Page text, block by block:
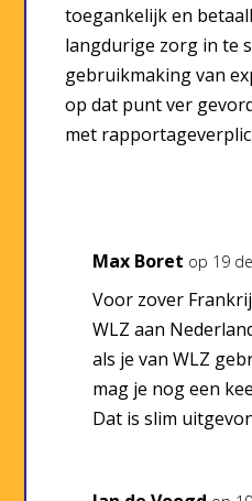
toegankelijk en
langdurige zorg in te
gebruikmaking van
op dat punt ver
met
Max Boret op 19
Voor zover
WLZ aan
als je van WLZ
mag je nog een
Dat is slim